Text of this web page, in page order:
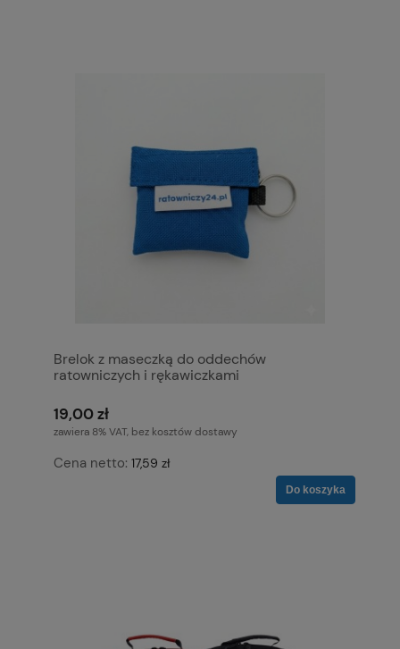
Brelok z maseczką do oddechów
ratowniczych i rękawiczkami
19,00 zł
zawiera 8% VAT, bez kosztów dostawy
Cena netto: 17,59 zł
Do koszyka